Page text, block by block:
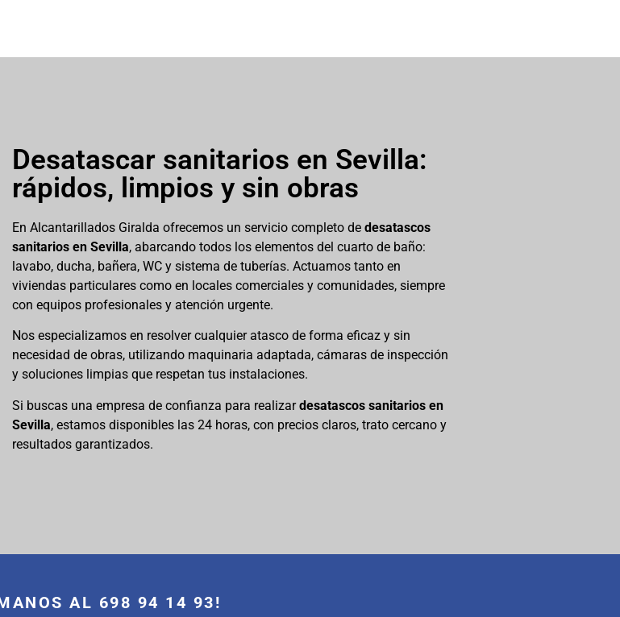
Desatascar sanitarios en Sevilla:
rápidos, limpios y sin obras
En Alcantarillados Giralda ofrecemos un servicio completo de desatascos
sanitarios en Sevilla, abarcando todos los elementos del cuarto de baño:
lavabo, ducha, bañera, WC y sistema de tuberías. Actuamos tanto en
viviendas particulares como en locales comerciales y comunidades, siempre
con equipos profesionales y atención urgente.
Nos especializamos en resolver cualquier atasco de forma eficaz y sin
necesidad de obras, utilizando maquinaria adaptada, cámaras de inspección
y soluciones limpias que respetan tus instalaciones.
Si buscas una empresa de confianza para realizardesatascos sanitarios en
Sevilla, estamos disponibles las 24 horas, con precios claros, trato cercano y
resultados garantizados.
AL 698 94 14 93!